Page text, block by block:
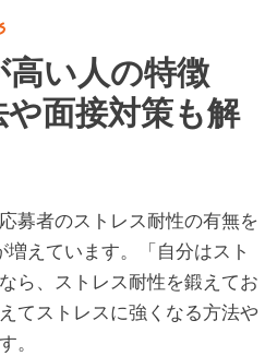
高い人の特徴
面接対策も解
募者のストレス耐性の有無を
えています。「自分はスト
ら、ストレス耐性を鍛えてお
てストレスに強くなる方法や
。